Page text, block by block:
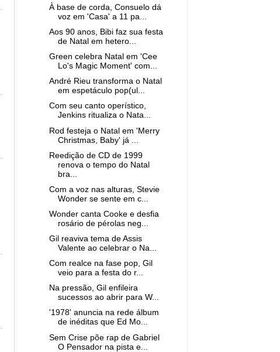
À base de corda, Consuelo dá
voz em 'Casa' a 11 pa...
Aos 90 anos, Bibi faz sua festa
de Natal em hetero...
Green celebra Natal em 'Cee
Lo's Magic Moment' com...
André Rieu transforma o Natal
em espetáculo pop(ul...
Com seu canto operístico,
Jenkins ritualiza o Nata...
Rod festeja o Natal em 'Merry
Christmas, Baby' já ...
Reedição de CD de 1999
renova o tempo do Natal
bra...
Com a voz nas alturas, Stevie
Wonder se sente em c...
Wonder canta Cooke e desfia
rosário de pérolas neg...
Gil reaviva tema de Assis
Valente ao celebrar o Na...
Com realce na fase pop, Gil
veio para a festa do r...
Na pressão, Gil enfileira
sucessos ao abrir para W...
'1978' anuncia na rede álbum
de inéditas que Ed Mo...
Sem Crise põe rap de Gabriel
O Pensador na pista e...